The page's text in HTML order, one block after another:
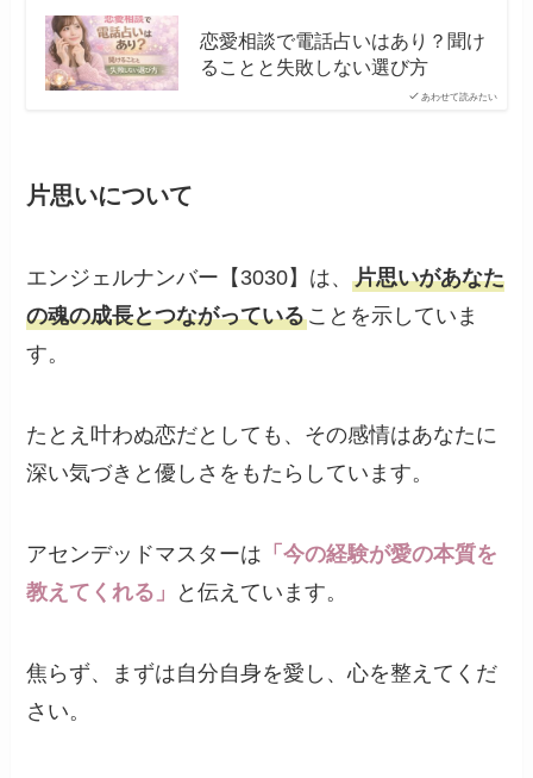
あわせて読みたい
恋愛相談で電話占いはあり？聞け
ることと失敗しない選び方
片思いについて
エンジェルナンバー【3030】は、片思いがあなた
の魂の成長とつながっていることを示していま
す。
たとえ叶わぬ恋だとしても、その感情はあなたに
深い気づきと優しさをもたらしています。
アセンデッドマスターは 「今の経験が愛の本質を
教えてくれる」
と伝えています。
焦らず、まずは自分自身を愛し、心を整えてくだ
さい。